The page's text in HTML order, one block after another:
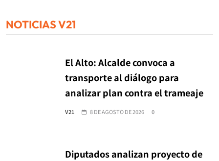
NOTICIAS V21
El Alto: Alcalde convoca a
transporte al diálogo para
analizar plan contra el trameaje
V21 8 DE AGOSTO DE 2026 0
Diputados analizan proyecto de